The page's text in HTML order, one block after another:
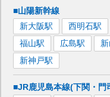
■山陽新幹線
新大阪駅 西明石駅
福山駅 広島駅
新神戸駅
■JR鹿児島本線(下関・門